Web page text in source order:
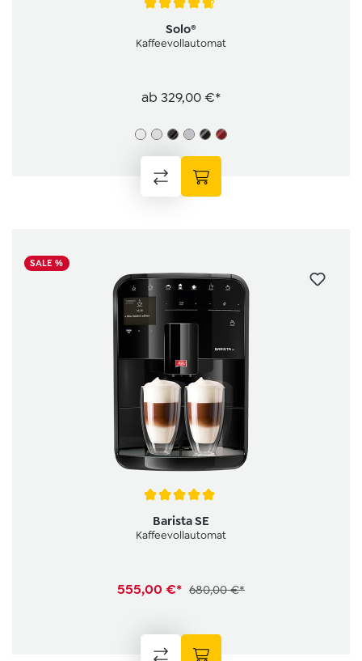
Solo®
Kaffeevollautomat
ab 329,00 €*
SALE %
Durchschnittliche Bewertung von 5 von 5 Sternen
Barista SE
Kaffeevollautomat
555,00 €* 680,00 €*